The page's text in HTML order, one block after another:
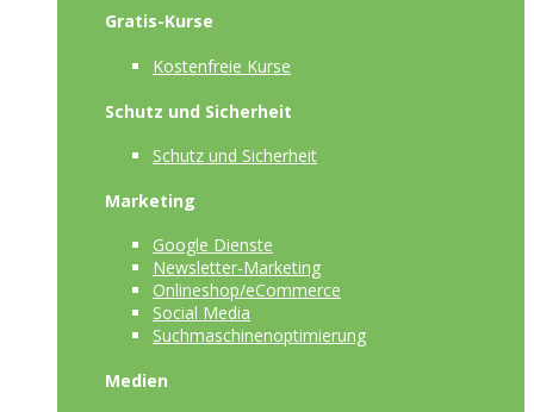
Gratis-Kurse
Kostenfreie Kurse
Schutz und Sicherheit
Schutz und Sicherheit
Marketing
Google Dienste
Newsletter-Marketing
Onlineshop/eCommerce
Social Media
Suchmaschinenoptimierung
Medien